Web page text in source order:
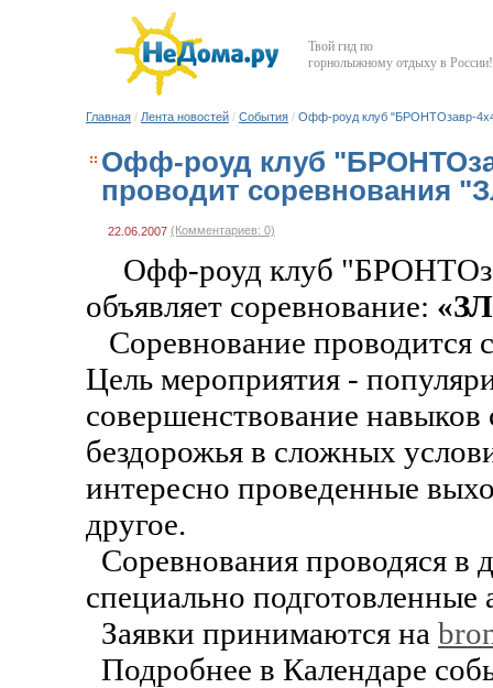
Твой гид по
горнолыжному отдыху в России!
Главная / Лента новостей / События / Офф-роуд клуб "БРОНТОзавр-
Офф-роуд клуб
проводит соревнования
22.06.2007 (Комментариев: 0)
Офф-роуд клуб
объявляет соревнование:
Соревнование проводится
Цель мероприятия -
совершенствование
бездорожья в сложных
интересно проведенные
другое.
Соревнования проводяся в
специально
Заявки принимаются на
Подробнее в Календаре